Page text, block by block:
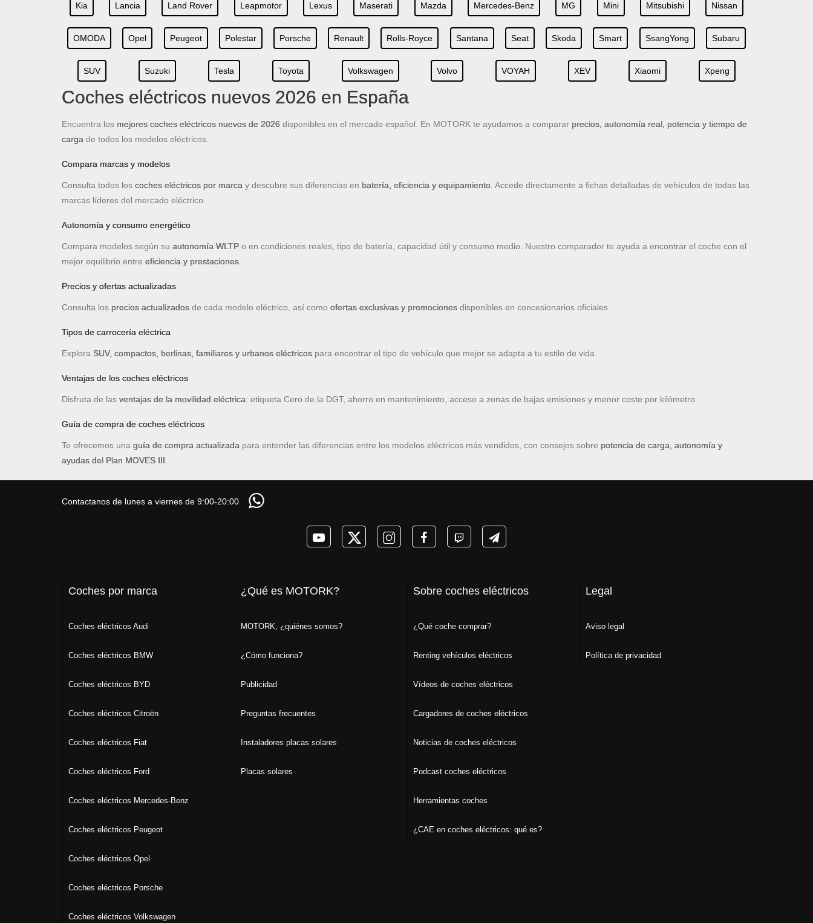
Kia Lancia Land Rover Leapmotor Lexus Maserati Mazda Mercedes-Benz MG Mini Mitsubishi Nissan
OMODA Opel Peugeot Polestar Porsche Renault Rolls-Royce Santana Seat Skoda Smart SsangYong Subaru
SUV Suzuki Tesla Toyota Volkswagen Volvo VOYAH XEV Xiaomi Xpeng
Coches eléctricos nuevos 2026 en España
Encuentra los mejores coches eléctricos nuevos de 2026 disponibles en el mercado español. En MOTORK te ayudamos a comparar precios, autonomía real, potencia y tiempo de
carga de todos los modelos eléctricos.
Compara marcas y modelos
Consulta todos los coches eléctricos por marca y descubre sus diferencias en batería, eficiencia y equipamiento. Accede directamente a fichas detalladas de vehículos de todas las
marcas líderes del mercado eléctrico.
Autonomía y consumo energético
Compara modelos según su autonomía WLTP o en condiciones reales, tipo de batería, capacidad útil y consumo medio. Nuestro comparador te ayuda a encontrar el coche con el
mejor equilibrio entre eficiencia y prestaciones.
Precios y ofertas actualizadas
Consulta los precios actualizados de cada modelo eléctrico, así como ofertas exclusivas y promociones disponibles en concesionarios oficiales.
Tipos de carrocería eléctrica
Explora SUV, compactos, berlinas, familiares y urbanos eléctricos para encontrar el tipo de vehículo que mejor se adapta a tu estilo de vida.
Ventajas de los coches eléctricos
Disfruta de las ventajas de la movilidad eléctrica: etiqueta Cero de la DGT, ahorro en mantenimiento, acceso a zonas de bajas emisiones y menor coste por kilómetro.
Guía de compra de coches eléctricos
Te ofrecemos una guía de compra actualizada para entender las diferencias entre los modelos eléctricos más vendidos, con consejos sobre potencia de carga, autonomía y
ayudas del Plan MOVES III.
Contactanos de lunes a viernes de 9:00-20:00
Coches por marca
Coches eléctricos Audi
Coches eléctricos BMW
Coches eléctricos BYD
Coches eléctricos Citroën
Coches eléctricos Fiat
Coches eléctricos Ford
Coches eléctricos Mercedes-Benz
Coches eléctricos Peugeot
Coches eléctricos Opel
Coches eléctricos Porsche
Coches eléctricos Volkswagen
¿Qué es MOTORK?
MOTORK, ¿quiénes somos?
¿Cómo funciona?
Publicidad
Preguntas frecuentes
Instaladores placas solares
Placas solares
Sobre coches eléctricos
¿Qué coche comprar?
Renting vehículos eléctricos
Vídeos de coches eléctricos
Cargadores de coches eléctricos
Noticias de coches eléctricos
Podcast coches eléctricos
Herramientas coches
¿CAE en coches eléctricos: qué es?
Legal
Aviso legal
Política de privacidad